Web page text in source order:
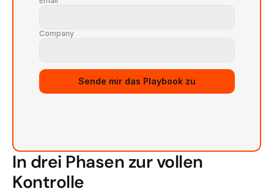
Company
Source URL
Sende mir das Playbook zu
In drei Phasen zur vollen
Kontrolle